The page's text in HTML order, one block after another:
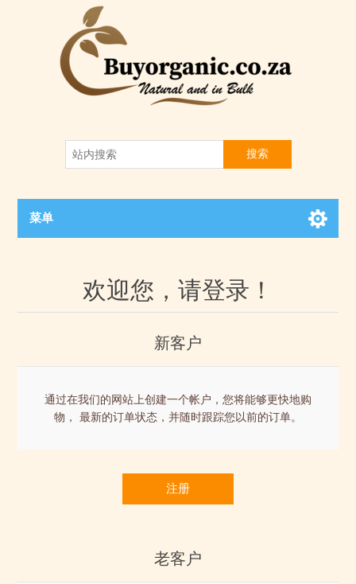
搜索
菜单
欢迎您，请登录！
新客户
通过在我们的网站上创建一个帐户，您将能够更快地购
物， 最新的订单状态，并随时跟踪您以前的订单。
注册
老客户